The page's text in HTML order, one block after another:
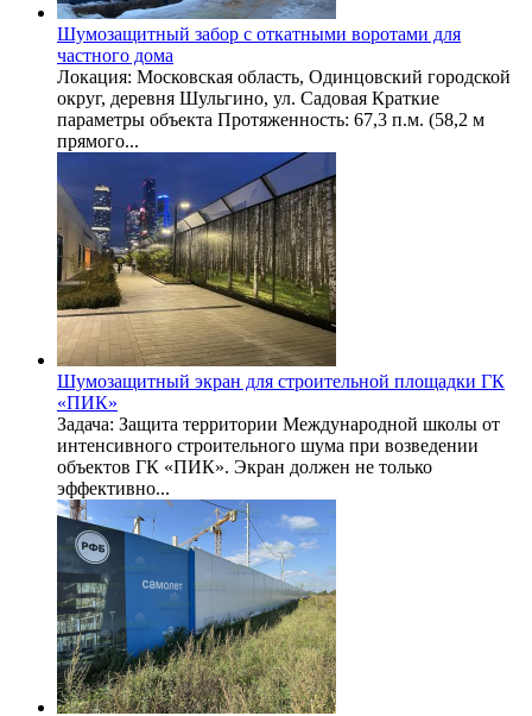
Шумозащитный забор с откатными воротами для
частного дома
Локация: Московская область, Одинцовский городской
округ, деревня Шульгино, ул. Садовая Краткие
параметры объекта Протяженность: 67,3 п.м. (58,2 м
прямого...
Шумозащитный экран для строительной площадки ГК
«ПИК»
Задача: Защита территории Международной школы от
интенсивного строительного шума при возведении
объектов ГК «ПИК». Экран должен не только
эффективно...